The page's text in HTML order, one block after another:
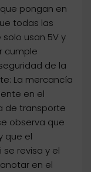
que pongan en
todas las
usan 5V y
cumple
de la
La mercancía
en el
de transporte
observa que
que el
revisa y el
en el